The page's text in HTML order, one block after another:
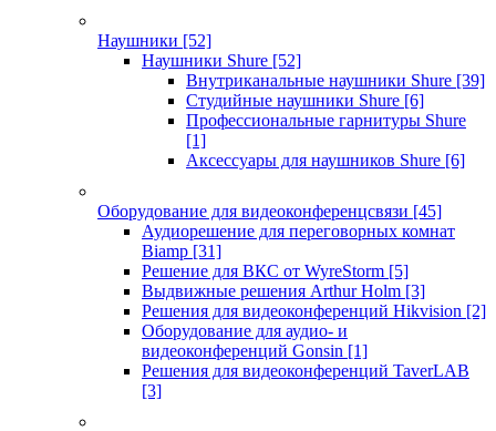
Наушники [52]
Наушники Shure [52]
Внутриканальные наушники Shure [39]
Студийные наушники Shure [6]
Профессиональные гарнитуры Shure
[1]
Аксессуары для наушников Shure [6]
Оборудование для видеоконференцсвязи [45]
Аудиорешение для переговорных комнат
Biamp [31]
Решение для ВКС от WyreStorm [5]
Выдвижные решения Arthur Holm [3]
Решения для видеоконференций Hikvision [2]
Оборудование для аудио- и
видеоконференций Gonsin [1]
Решения для видеоконференций TaverLAB
[3]